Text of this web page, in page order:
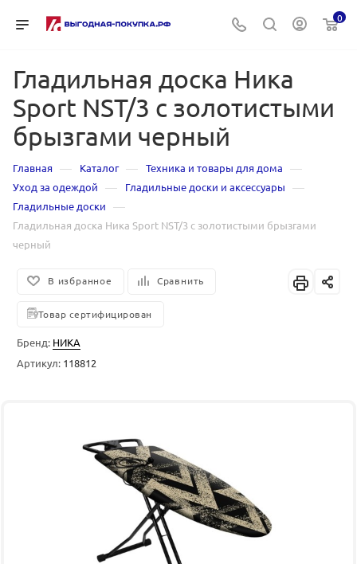
0
Гладильная доска Ника
Sport NST/3 с золотистыми
брызгами черный
Главная — Каталог — Техника и товары для дома —
Уход за одеждой — Гладильные доски и аксессуары —
Гладильные доски —
Гладильная доска Ника Sport NST/3 с золотистыми брызгами
черный
В избранное Сравнить
Товар сертифицирован
Бренд: НИКА
Артикул: 118812